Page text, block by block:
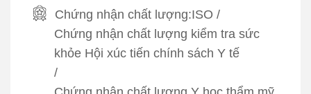
Chứng nhận chất lượng:ISO /
Chứng nhận chất lượng kiểm tra sức
khỏe Hội xúc tiến chính sách Y tế
/